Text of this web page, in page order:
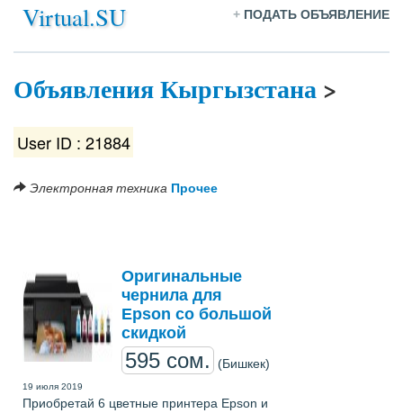
Virtual.SU + ПОДАТЬ ОБЪЯВЛЕНИЕ
Объявления Кыргызстана>
User ID : 21884
Электронная техника Прочее
Оригинальные
чернила для
Epson со большой
скидкой
595 сом. (Бишкек)
19 июля 2019
Приобретай 6 цветные принтера Epson и